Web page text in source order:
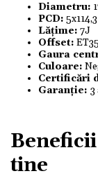
Diametru:
PCD: 5x114,3
Lățime: 7J
Offset: ET35
Gaura
Culoare:
Certificări
Garanție: 3
tine